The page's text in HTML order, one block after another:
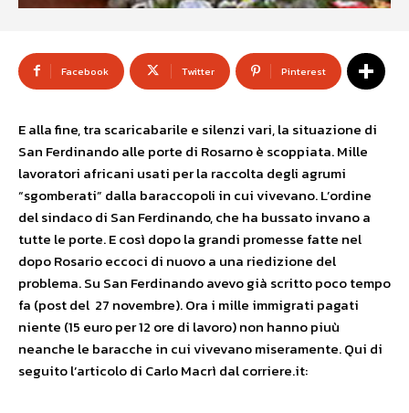
Facebook Twitter Pinterest
E alla fine, tra scaricabarile e silenzi vari, la situazione di
San Ferdinando alle porte di Rosarno è scoppiata. Mille
lavoratori africani usati per la raccolta degli agrumi
“sgomberati” dalla baraccopoli in cui vivevano. L’ordine
del sindaco di San Ferdinando, che ha bussato invano a
tutte le porte. E così dopo la grandi promesse fatte nel
dopo Rosario eccoci di nuovo a una riedizione del
problema. Su San Ferdinando avevo già scritto poco tempo
fa (post del 27 novembre). Ora i mille immigrati pagati
niente (15 euro per 12 ore di lavoro) non hanno piuù
neanche le baracche in cui vivevano miseramente. Qui di
seguito l’articolo di Carlo Macrì dal corriere.it: